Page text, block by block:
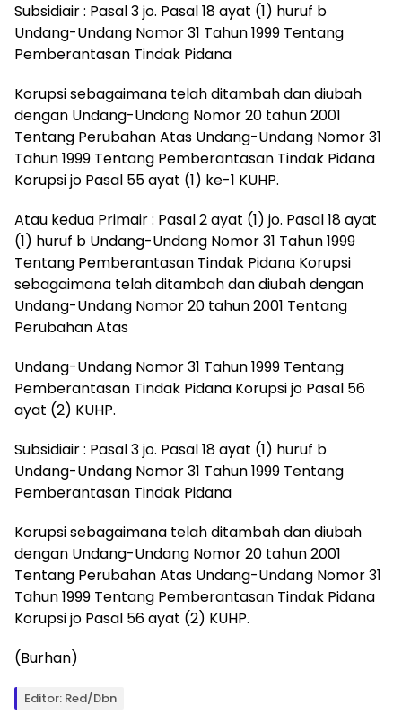
Subsidiair : Pasal 3 jo. Pasal 18 ayat (1) huruf b
Undang-Undang Nomor 31 Tahun 1999 Tentang
Pemberantasan Tindak Pidana
Korupsi sebagaimana telah ditambah dan diubah
dengan Undang-Undang Nomor 20 tahun 2001
Tentang Perubahan Atas Undang-Undang Nomor 31
Tahun 1999 Tentang Pemberantasan Tindak Pidana
Korupsi jo Pasal 55 ayat (1) ke-1 KUHP.
Atau kedua Primair : Pasal 2 ayat (1) jo. Pasal 18 ayat
(1) huruf b Undang-Undang Nomor 31 Tahun 1999
Tentang Pemberantasan Tindak Pidana Korupsi
sebagaimana telah ditambah dan diubah dengan
Undang-Undang Nomor 20 tahun 2001 Tentang
Perubahan Atas
Undang-Undang Nomor 31 Tahun 1999 Tentang
Pemberantasan Tindak Pidana Korupsi jo Pasal 56
ayat (2) KUHP.
Subsidiair : Pasal 3 jo. Pasal 18 ayat (1) huruf b
Undang-Undang Nomor 31 Tahun 1999 Tentang
Pemberantasan Tindak Pidana
Korupsi sebagaimana telah ditambah dan diubah
dengan Undang-Undang Nomor 20 tahun 2001
Tentang Perubahan Atas Undang-Undang Nomor 31
Tahun 1999 Tentang Pemberantasan Tindak Pidana
Korupsi jo Pasal 56 ayat (2) KUHP.
(Burhan)
Editor: Red/Dbn